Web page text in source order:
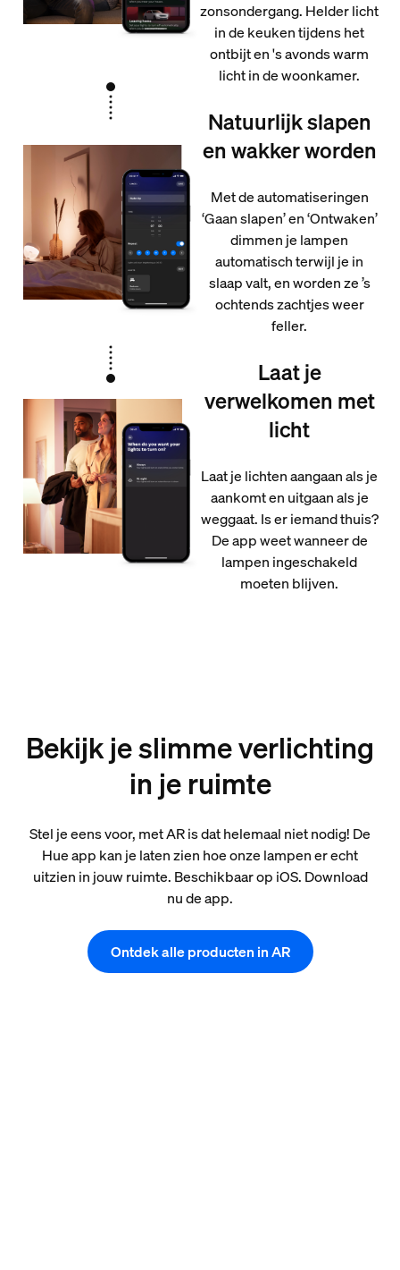
zonsondergang. Helder licht
in de keuken tijdens het
ontbijt en 's avonds warm
licht in de woonkamer.
Natuurlijk slapen
en wakker worden
Met de automatiseringen
‘Gaan slapen’ en ‘Ontwaken’
dimmen je lampen
automatisch terwijl je in
slaap valt, en worden ze ’s
ochtends zachtjes weer
feller.
Laat je
verwelkomen met
licht
Laat je lichten aangaan als je
aankomt en uitgaan als je
weggaat. Is er iemand thuis?
De app weet wanneer de
lampen ingeschakeld
moeten blijven.
Bekijk je slimme verlichting
in je ruimte
Stel je eens voor, met AR is dat helemaal niet nodig! De
Hue app kan je laten zien hoe onze lampen er echt
uitzien in jouw ruimte. Beschikbaar op iOS. Download
nu de app.
Ontdek alle producten in AR